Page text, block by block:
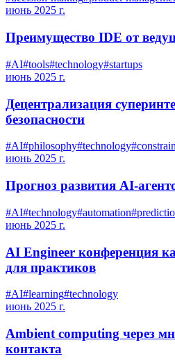
июнь 2025 г.
Преимущество IDE от
#AI#tools#technology#startups
июнь 2025 г.
Децентрализация
безопасности
#AI#philosophy#technology#
июнь 2025 г.
Прогноз развития AI-
#AI#technology#automation#
июнь 2025 г.
AI Engineer конференция
для практиков
#AI#learning#technology
июнь 2025 г.
Ambient computing через
контакта